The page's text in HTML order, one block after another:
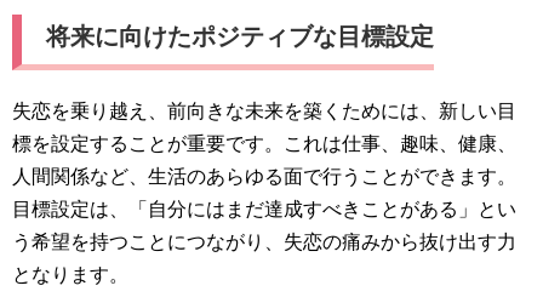
将来に向けたポジティブな目標設定
失恋を乗り越え、前向きな未来を築くためには、新しい目
標を設定することが重要です。これは仕事、趣味、健康、
人間関係など、生活のあらゆる面で行うことができます。
目標設定は、「自分にはまだ達成すべきことがある」とい
う希望を持つことにつながり、失恋の痛みから抜け出す力
となります。